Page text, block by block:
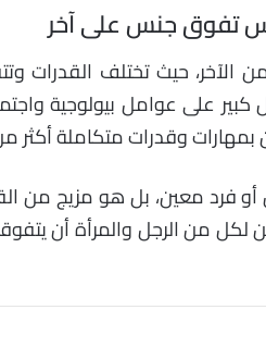
تفوق جنس على آخر
الآخر، حيث تختلف القدرات
كبير على عوامل بيولوجية
وقدرات متكاملة أكثر
فرد معين، بل هو مزيج من
لكل من الرجل والمرأة أن